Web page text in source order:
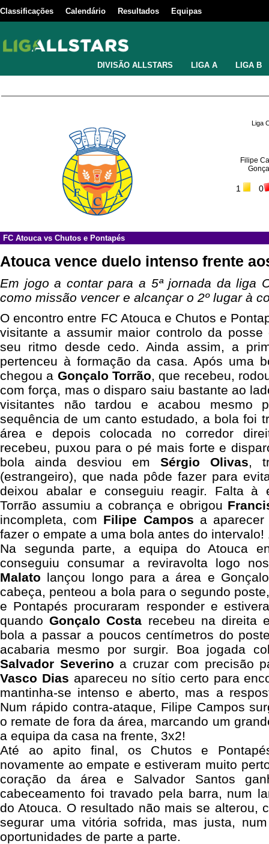
Classificações Calendário Resultados Equipas
DIVISÃO ALLSTARS LIGA A LIGA B
Liga
Filipe
1 0
FC Atoucavs Chutos e Pontapés
Atouca vence duelo intenso frente
Em jogo a contar para a 5ª jornada da liga
como missão vencer e alcançar o 2º lugar à
O encontro entre FC Atouca e Chutos e
visitante a assumir maior controlo da
seu ritmo desde cedo. Ainda assim, a
pertenceu à formação da casa. Após uma
chegou a Gonçalo Torrão, que recebeu,
com força, mas o disparo saiu bastante ao
visitantes não tardou e acabou mesmo
sequência de um canto estudado, a bola foi
área e depois colocada no corredor
recebeu, puxou para o pé mais forte e
bola ainda desviou em Sérgio Olivas,
(estrangeiro), que nada pôde fazer para
deixou abalar e conseguiu reagir. Falta à
Torrão assumiu a cobrança e obrigou
incompleta, com Filipe Campos a
fazer o empate a uma bola antes do intervalo!
Na segunda parte, a equipa do Atouca
conseguiu consumar a reviravolta logo
Malato lançou longo para a área e
cabeça, penteou a bola para o segundo
e Pontapés procuraram responder e
quandoGonçalo Costa recebeu na direita
bola a passar a poucos centímetros do
acabaria mesmo por surgir. Boa jogada
Salvador Severino a cruzar com precisão
Vasco Dias apareceu no sítio certo para
mantinha-se intenso e aberto, mas a
Num rápido contra-ataque, Filipe Campos
o remate de fora da área, marcando um
a equipa da casa na frente, 3x2!
Até ao apito final, os Chutos e
novamente ao empate e estiveram muito
coração da área e Salvador Santos
cabeceamento foi travado pela barra, num
do Atouca. O resultado não mais se alterou,
segurar uma vitória sofrida, mas justa,
oportunidades de parte a parte.